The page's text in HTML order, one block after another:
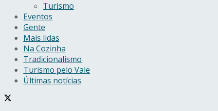
Turismo
Eventos
Gente
Mais lidas
Na Cozinha
Tradicionalismo
Turismo pelo Vale
Últimas notícias